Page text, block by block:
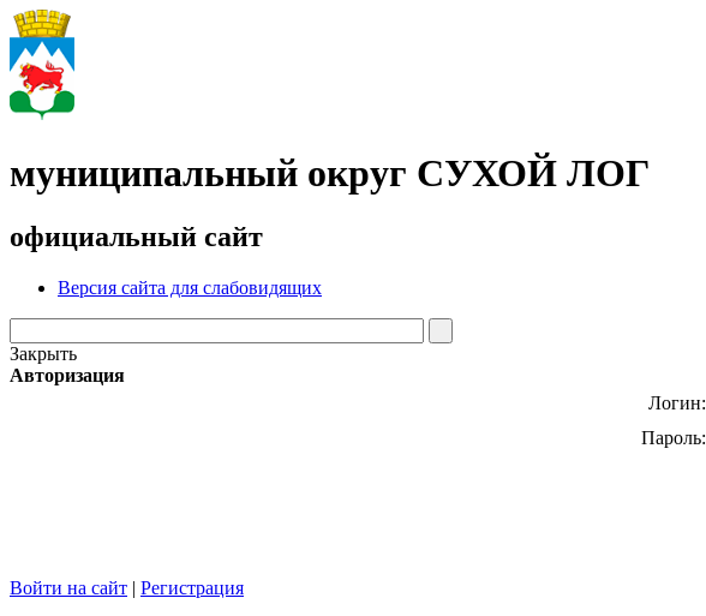
муниципальный округ СУХОЙ ЛОГ
официальный сайт
Версия сайта для слабовидящих
Закрыть
Авторизация
Логин:
Пароль:
Войти на сайт | Регистрация